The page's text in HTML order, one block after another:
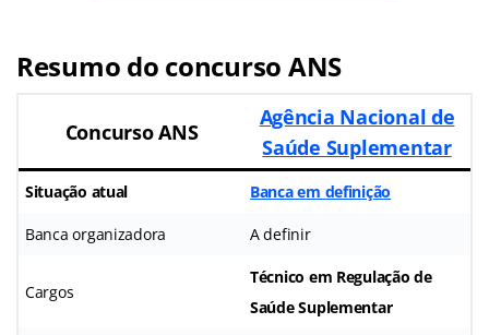
Resumo do concurso ANS
Concurso ANS
Agência Nacional de
Saúde Suplementar
Situação atual Banca em definição
Banca organizadora A definir
Cargos
Técnico em Regulação de
Saúde Suplementar